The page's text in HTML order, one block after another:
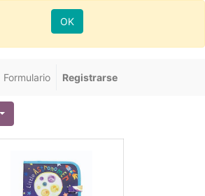
OK
Formulario Registrarse